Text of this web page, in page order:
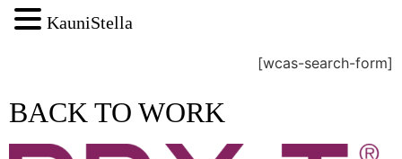
[wcas-search-form]
BACK TO WORK
KauniStella